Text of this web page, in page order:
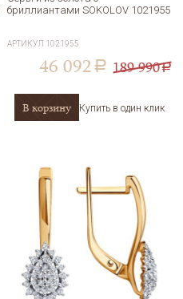
бриллиантами SOKOLOV 1021955
АРТИКУЛ 1021955
46 092 a 189 990a
В корзину Купить в один клик